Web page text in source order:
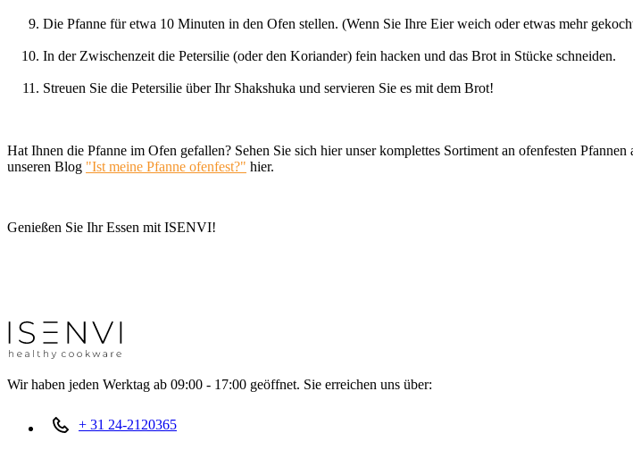
Die Pfanne für etwa 10 Minuten in den Ofen stellen. (Wenn Sie Ihre Eier weich oder etwas mehr
In der Zwischenzeit die Petersilie (oder den Koriander) fein hacken und das Brot in Stücke schneiden.
Streuen Sie die Petersilie über Ihr Shakshuka und servieren Sie es mit dem Brot!
Hat Ihnen die Pfanne im Ofen gefallen? Sehen Sie sich hier unser komplettes Sortiment an ofenfesten
unseren Blog "Ist meine Pfanne ofenfest?" hier.
Genießen Sie Ihr Essen mit ISENVI!
Wir haben jeden Werktag ab 09:00 - 17:00 geöffnet. Sie erreichen uns über:
+ 31 24-2120365